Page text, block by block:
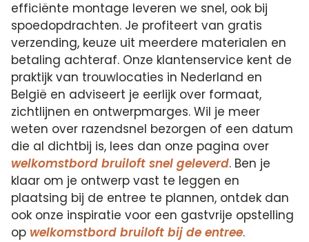
efficiënte montage leveren we snel, ook bij
spoedopdrachten. Je profiteert van gratis
verzending, keuze uit meerdere materialen en
betaling achteraf. Onze klantenservice kent de
praktijk van trouwlocaties in Nederland en
België en adviseert je eerlijk over formaat,
zichtlijnen en ontwerpmarges. Wil je meer
weten over razendsnel bezorgen of een datum
die al dichtbij is, lees dan onze pagina over
welkomstbord bruiloft snel geleverd. Ben je
klaar om je ontwerp vast te leggen en
plaatsing bij de entree te plannen, ontdek dan
ook onze inspiratie voor een gastvrije opstelling
op welkomstbord bruiloft bij de entree.